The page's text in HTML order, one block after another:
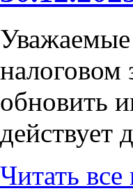
налоговом
обновить
действует
Читать все